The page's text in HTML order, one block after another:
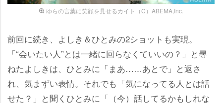
ゆらの言葉に笑顔を見せるカイト（C）ABEMA,Inc.
前回に続き、よしき＆ひとみの2ショットも実現。
「“会いたい人”とは一緒に回らなくていいの？」と尋
ねたよしきは、ひとみに「まあ……あとで」と返さ
れ、気まずい表情。それでも「気になってる人とは話
せた？」と聞くひとみに「（今）話してるかもしれな